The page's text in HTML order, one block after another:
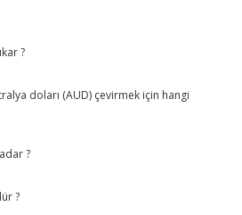
?
doları (AUD) çevirmek için hangi
?
?